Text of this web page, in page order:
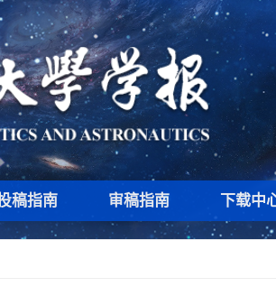
稿指南 审稿指南 下载中